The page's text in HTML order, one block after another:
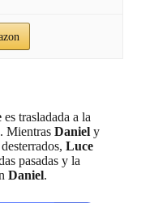
es trasladada a la
Mientras Daniel y
Luce
pasadas y la
Daniel.